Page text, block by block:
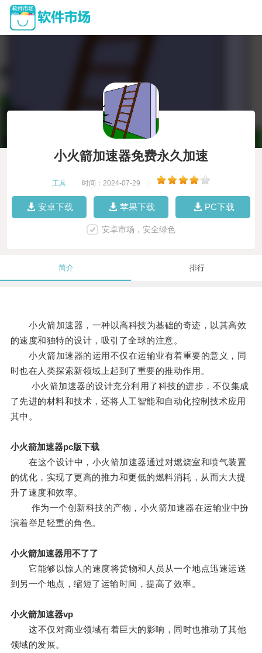
小火箭加速器免费永久加速
工具 时间：2024-07-29
安卓下载 苹果下载 PC下载
安卓市场，安全绿色
简介 排行
小火箭加速器，一种以高科技为基础的奇迹，以其高效
的速度和独特的设计，吸引了全球的注意。
小火箭加速器的运用不仅在运输业有着重要的意义，同
时也在人类探索新领域上起到了重要的推动作用。
小火箭加速器的设计充分利用了科技的进步，不仅集成
了先进的材料和技术，还将人工智能和自动化控制技术应用
其中。
小火箭加速器pc版下载
在这个设计中，小火箭加速器通过对燃烧室和喷气装置
的优化，实现了更高的推力和更低的燃料消耗，从而大大提
升了速度和效率。
作为一个创新科技的产物，小火箭加速器在运输业中扮
演着举足轻重的角色。
小火箭加速器用不了了
它能够以惊人的速度将货物和人员从一个地点迅速运送
到另一个地点，缩短了运输时间，提高了效率。
小火箭加速器vp
这不仅对商业领域有着巨大的影响，同时也推动了其他
领域的发展。